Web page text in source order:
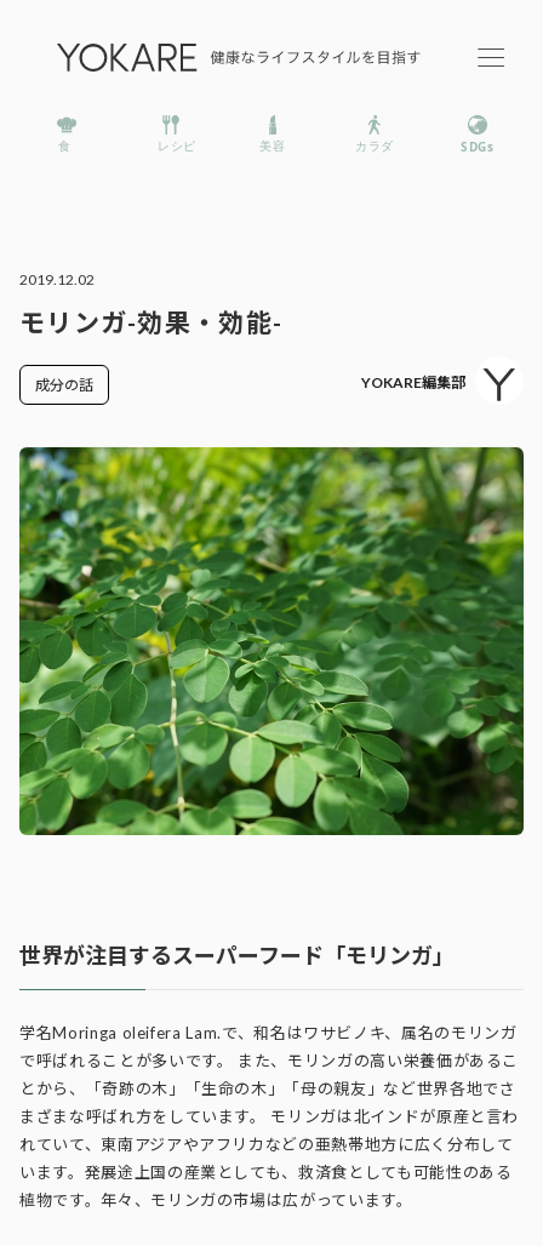
2019.12.02
モリンガ-効果・効能-
成分の話 YOKARE編集部
世界が注目するスーパーフード「モリンガ」
学名Moringa oleifera Lam.で、和名はワサビノキ、属名のモリンガ
で呼ばれることが多いです。 また、モリンガの高い栄養価があるこ
とから、「奇跡の木」「生命の木」「母の親友」など世界各地でさ
まざまな呼ばれ方をしています。 モリンガは北インドが原産と言わ
れていて、東南アジアやアフリカなどの亜熱帯地方に広く分布して
います。発展途上国の産業としても、救済食としても可能性のある
植物です。年々、モリンガの市場は広がっています。